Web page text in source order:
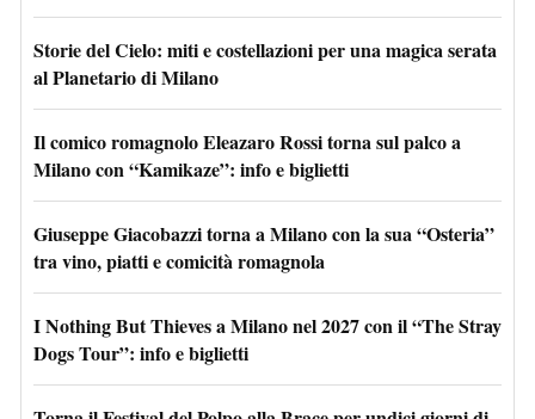
Storie del Cielo: miti e costellazioni per una magica serata
al Planetario di Milano
Il comico romagnolo Eleazaro Rossi torna sul palco a
Milano con “Kamikaze”: info e biglietti
Giuseppe Giacobazzi torna a Milano con la sua “Osteria”
tra vino, piatti e comicità romagnola
I Nothing But Thieves a Milano nel 2027 con il “The Stray
Dogs Tour”: info e biglietti